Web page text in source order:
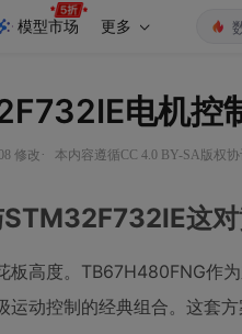
模型市场 更多
电机控
修改 · 本内容遵循CC 4.0 BY-SA版权协
这
高度。TB67H480FNG作
动控制的经典组合。这套